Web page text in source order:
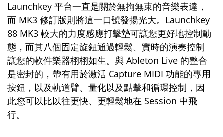
Launchkey 平台一直是關於無拘無束的音樂表達，
而 MK3 修訂版則將這一口號發揚光大。Launchkey
88 MK3 較大的力度感應打擊墊可讓您更好地控制動
態，而其八個固定旋鈕通過輕鬆、實時的演奏控制
讓您的軟件樂器栩栩如生。與 Ableton Live 的整合
是密封的，帶有用於激活 Capture MIDI 功能的專用
按鈕，以及軌道臂、量化以及點擊和循環控制，因
此您可以比以往更快、更輕鬆地在 Session 中飛
行。